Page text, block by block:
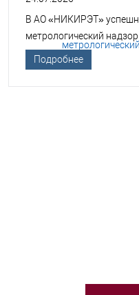
В АО «НИКИРЭТ»
метрологический
Подробнее